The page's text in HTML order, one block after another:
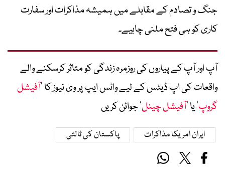
جنگ و تصادم کے مقابلے میں ہمیشہ مذاکرات اور سفارت
کاری کو ہی فتح ملنی چاہیے۔
آپ اور آپ کے پیاروں کی روزمرہ زندگی کو متاثر کرسکنے والے
واقعات کی اپ ڈیٹس کے لیے واٹس ایپ پر وی نیوز کا ’آفیشل
گروپ‘ یا ’آفیشل چینل‘ جوائن کریں
ایران امریکا مذاکرات پاکستان کی ثالثی